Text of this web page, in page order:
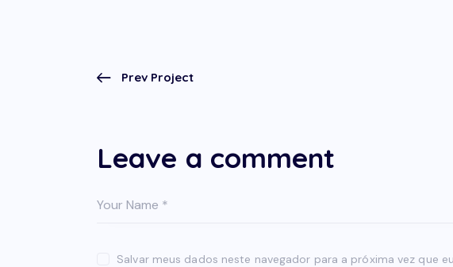
Prev Project
Leave a comment
Salvar meus dados neste navegador para a próxima vez que